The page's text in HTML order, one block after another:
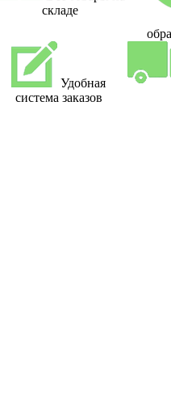
складе
Удобная
система заказов